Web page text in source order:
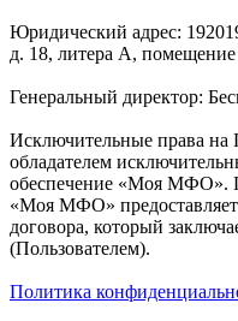
Юридический адрес:
д. 18, литера А,
Генеральный директор:
Исключительные права
обладателем
обеспечение «Моя МФО».
«Моя МФО»
договора, который
(Пользователем).
Политика